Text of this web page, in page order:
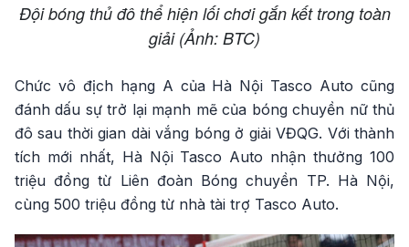
Đội bóng thủ đô thể hiện lối chơi gắn kết trong toàn
giải (Ảnh: BTC)
Chức vô địch hạng A của Hà Nội Tasco Auto cũng
đánh dấu sự trở lại mạnh mẽ của bóng chuyền nữ thủ
đô sau thời gian dài vắng bóng ở giải VĐQG. Với thành
tích mới nhất, Hà Nội Tasco Auto nhận thưởng 100
triệu đồng từ Liên đoàn Bóng chuyền TP. Hà Nội,
cùng 500 triệu đồng từ nhà tài trợ Tasco Auto.